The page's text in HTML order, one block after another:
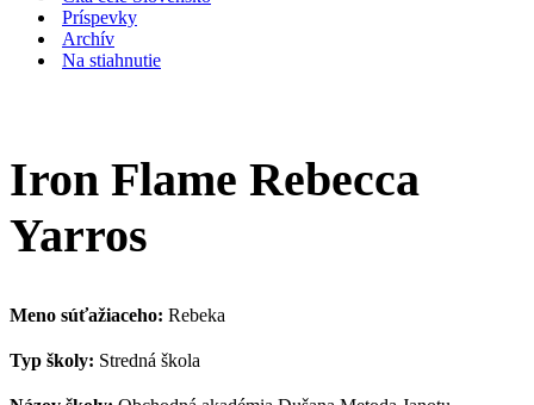
Príspevky
Archív
Na stiahnutie
Iron Flame Rebecca
Yarros
Meno súťažiaceho: Rebeka
Typ školy: Stredná škola